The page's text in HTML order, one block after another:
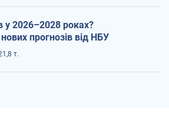
у 2026–2028 роках?
прогнозів від НБУ
т.